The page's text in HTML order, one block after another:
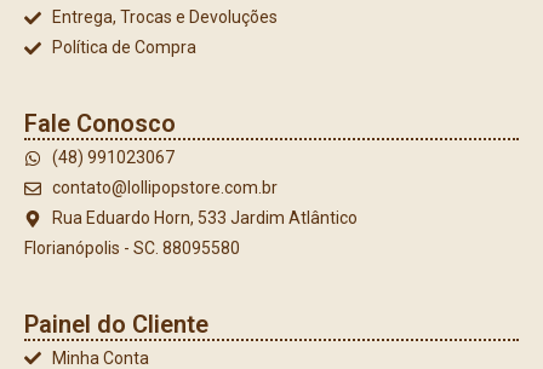
Entrega, Trocas e Devoluções
Política de Compra
Fale Conosco
(48) 991023067
contato@lollipopstore.com.br
Rua Eduardo Horn, 533 Jardim Atlântico
Florianópolis - SC. 88095580
Painel do Cliente
Minha Conta